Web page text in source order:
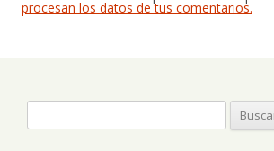
procesan los datos de tus comentarios.